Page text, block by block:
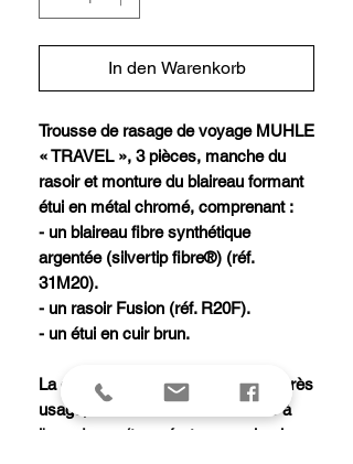
In den Warenkorb
Trousse de rasage de voyage MUHLE
« TRAVEL », 3 pièces, manche du
rasoir et monture du blaireau formant
étui en métal chromé, comprenant :
- un blaireau fibre synthétique
argentée (silvertip fibre®) (réf.
31M20).
- un rasoir Fusion (réf. R20F).
- un étui en cuir brun.
La garantie ne s'applique que si, après
usage, les blaireaux ont été lavés à
l'eau douce (température maximale :